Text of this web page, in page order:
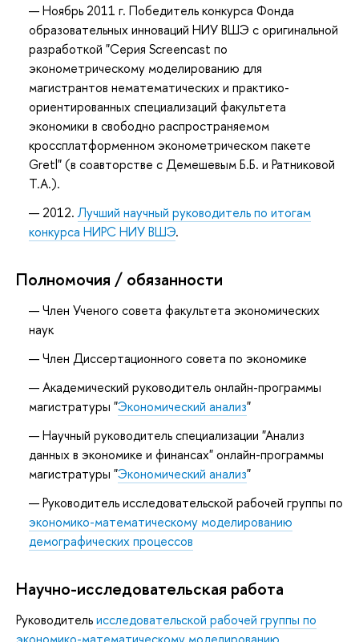
Ноябрь 2011 г. Победитель конкурса Фонда
образовательных инноваций НИУ ВШЭ с оригинальной
разработкой "Серия Screencast по
эконометрическому моделированию для
магистрантов нематематических и практико-
ориентированных специализаций факультета
экономики в свободно распространяемом
кроссплатформенном эконометрическом пакете
Gretl" (в соавторстве с Демешевым Б.Б. и Ратниковой
Т.А.).
2012.Лучший научный руководитель по итогам
конкурса НИРС НИУ ВШЭ.
Полномочия / обязанности
Член Ученого совета факультета экономических
наук
Член Диссертационного совета по экономике
Академический руководитель онлайн-программы
магистратуры "Экономический анализ"
Научный руководитель специализации "Анализ
данных в экономике и финансах" онлайн-программы
магистратуры "Экономический анализ"
Руководитель исследовательской рабочей группы по
экономико-математическому моделированию
демографических процессов
Научно-исследовательская работа
Руководительисследовательской рабочей группы по